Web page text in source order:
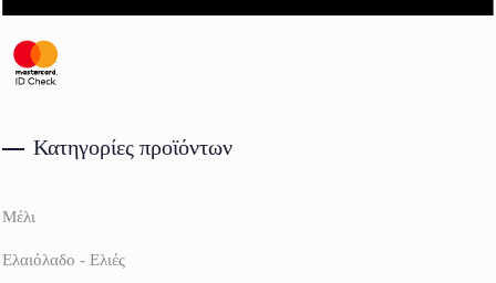
Κατηγορίες προϊόντων
Μέλι
Ελαιόλαδο - Ελιές